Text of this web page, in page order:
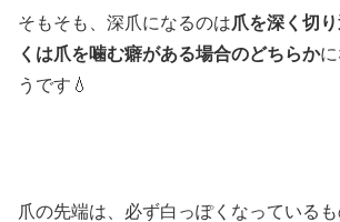
そもそも、深爪になるのは爪を深く切
くは爪を噛む癖がある場合のどちらか
うです💧
爪の先端は、必ず白っぽくなっている